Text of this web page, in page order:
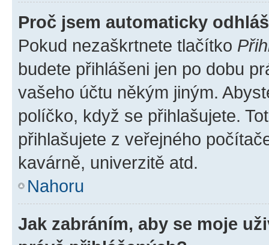
Proč jsem automaticky
Pokud nezaškrtnete tlačítko
budete přihlášeni jen po dobu
vašeho účtu někým jiným.
políčko, když se přihlašujete.
přihlašujete z veřejného
kavárně, univerzitě atd.
Nahoru
Jak zabráním, aby se moje